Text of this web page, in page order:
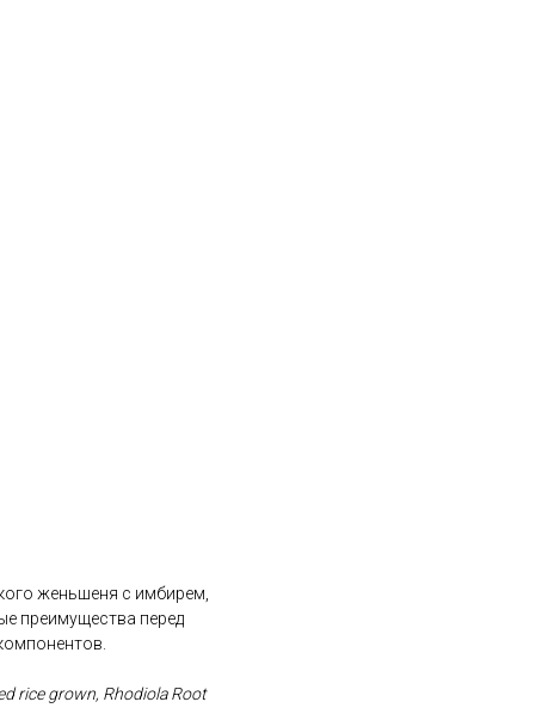
женьшеня с имбирем,
преимущества перед
rice grown, Rhodiola Root